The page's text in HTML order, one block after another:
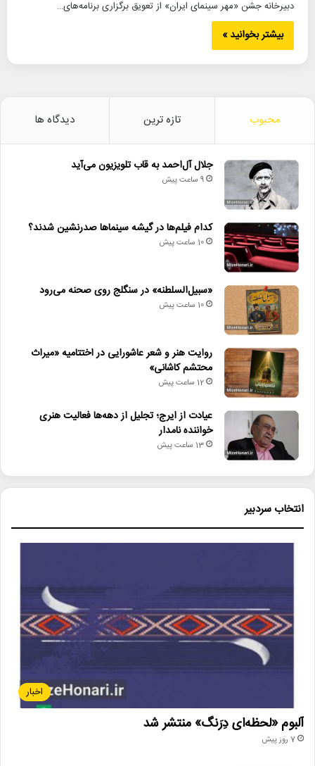
دبیرخانه جشن «مهر سینمای ایران» از تعویق برگزاری برنامه‌های…
بیشتر بخوانید »
محبوب تازه ترین دیدگاه ها
جلال آل‌احمد به قاب تلویزیون می‌آید
9 ساعت پیش
کدام فیلم‌ها در گیشه سینماها صدرنشین شدند؟
10 ساعت پیش
«سبیل‌السلطنه» در سنگلج روی صحنه می‌رود
10 ساعت پیش
روایت هنر و شعر عاشورایی در اختتامیه «میراث
محتشم کاشانی»
12 ساعت پیش
عیادت از ایرج؛ تجلیل از دهه‌ها فعالیت هنری
خواننده نامدار
13 ساعت پیش
انتخاب سردبیر
اخبار
آلبوم «لحظه‌ای دِرَنگ» منتشر شد
7 روز پیش